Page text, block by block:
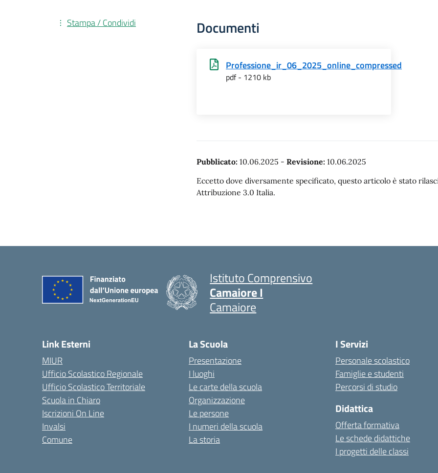
Documenti
Professione_ir_06_2025_online_compressed
pdf - 1210 kb
Pubblicato: 10.06.2025 - Revisione: 10.06.2025
Eccetto dove diversamente specificato, questo articolo è stato
Attribuzione 3.0 Italia.
Stampa / Condividi
Istituto Comprensivo
Camaiore I
Camaiore
Link Esterni
MIUR
Ufficio Scolastico Regionale
Ufficio Scolastico Territoriale
Scuola in Chiaro
Iscrizioni On Line
Invalsi
Comune
La Scuola
Presentazione
I luoghi
Le carte della scuola
Organizzazione
Le persone
I numeri della scuola
La storia
I Servizi
Personale scolastico
Famiglie e studenti
Percorsi di studio
Didattica
Offerta formativa
Le schede didattiche
I progetti delle classi